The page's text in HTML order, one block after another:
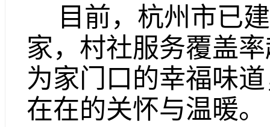
目前，杭州市已
家，村社服务覆盖
为家门口的幸福味
在在的关怀与温暖。